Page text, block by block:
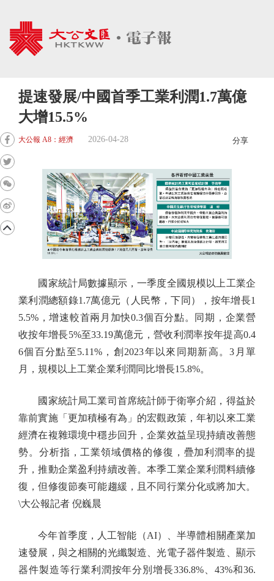
提速發展/中國首季工業利潤1.7萬億
大增15.5%
大公報 A8：經濟 2026-04-28 分享
國家統計局數據顯示，一季度全國規模以上工業企
業利潤總額錄1.7萬億元（人民幣，下同），按年增長1
5.5%，增速較首兩月加快0.3個百分點。同期，企業營
收按年增長5%至33.19萬億元，營收利潤率按年提高0.4
6個百分點至5.11%，創2023年以來同期新高。3月單
月，規模以上工業企業利潤同比增長15.8%。
國家統計局工業司首席統計師于衛寧介紹，得益於
靠前實施「更加積極有為」的宏觀政策，年初以來工業
經濟在複雜環境中穩步回升，企業效益呈現持續改善態
勢。分析指，工業領域價格的修復，疊加利潤率的提
升，推動企業盈利持續改善。本季工業企業利潤料續修
復，但修復節奏可能趨緩，且不同行業分化或將加大。
\大公報記者 倪巍晨
今年首季度，人工智能（AI）、半導體相關產業加
速發展，與之相關的光纖製造、光電子器件製造、顯示
器件製造等行業利潤按年分別增長336.8%、43%和36.